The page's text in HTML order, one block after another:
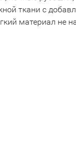
ткани с
материал не